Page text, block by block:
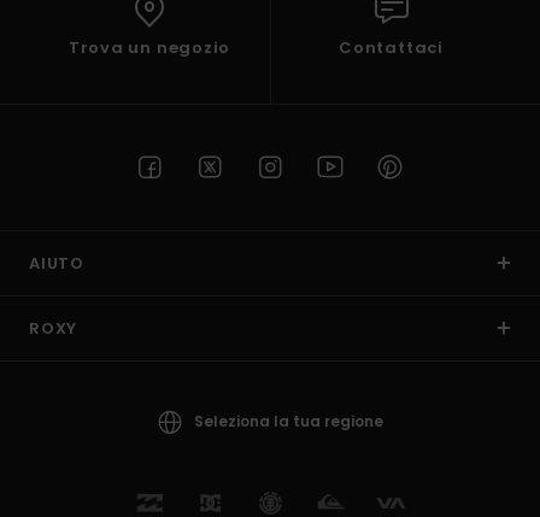
Trova un negozio Contattaci
AIUTO
ROXY
Seleziona la tua regione